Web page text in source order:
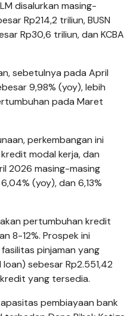
disalurkan masing-
Rp214,2 triliun, BUSN
Rp30,6 triliun, dan KCBA
sebetulnya pada April
9,98% (yoy), lebih
pada Maret
perkembangan ini
modal kerja, dan
2026 masing-masing
(yoy), dan 6,13%
pertumbuhan kredit
8-12%. Prospek ini
pinjaman yang
sebesar Rp2.551,42
yang tersedia.
pembiayaan bank